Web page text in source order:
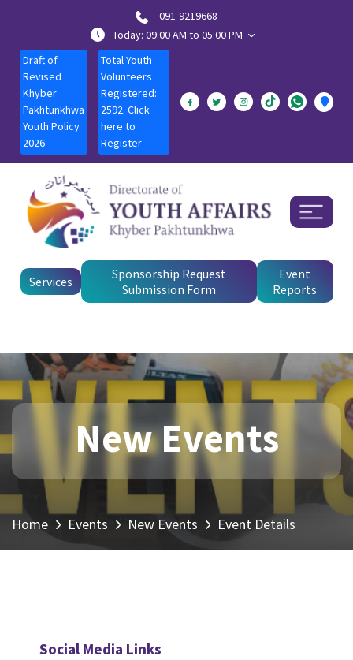
091-9219668
Today: 09:00 AM to 05:00 PM
Draft of
Revised
Khyber
Pakhtunkhwa
Youth Policy
2026
Total Youth
Volunteers
Registered:
2592. Click
here to
Register
Services
Sponsorship Request
Submission Form
Event
Reports
New Events
Home Events New Events Event Details
Social Media Links